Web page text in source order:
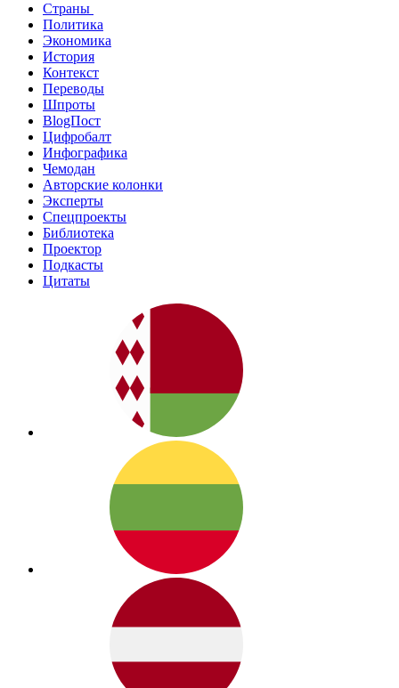
Страны
Политика
Экономика
История
Контекст
Переводы
Шпроты
BlogПост
Цифробалт
Инфографика
Чемодан
Авторские колонки
Эксперты
Спецпроекты
Библиотека
Проектор
Подкасты
Цитаты